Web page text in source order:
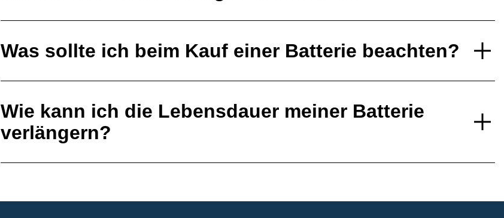
Was sollte ich beim Kauf einer Batterie beachten?
Wie kann ich die Lebensdauer meiner Batterie
verlängern?